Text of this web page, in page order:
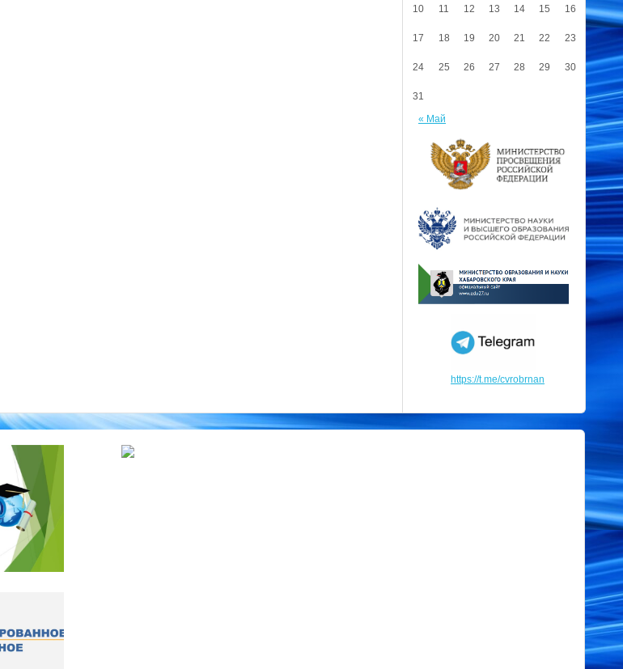
10 11 12 13 14 15 16
17 18 19 20 21 22 23
24 25 26 27 28 29 30
31
« Май
https://t.me/cvrobrnan